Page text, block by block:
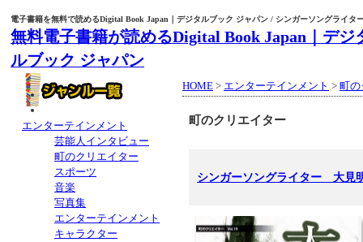
電子書籍を無料で読めるDigital Book Japan｜デジタルブック ジャパン / シンガーソングライ
無料電子書籍が読めるDigital Book Japan｜デジ
ルブック ジャパン
HOME > エンターテインメント > 町の
町のクリエイター
シンガーソングライター 大見
エンターテインメント
芸能人インタビュー
町のクリエイター
スポーツ
音楽
写真集
エンターテインメント
キャラクター